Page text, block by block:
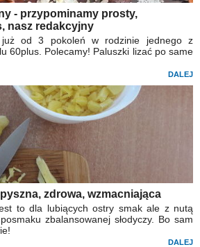
- przypominamy prosty,
nasz redakcyjny
już od 3 pokoleń w rodzinie jednego z
60plus. Polecamy! Paluszki lizać po same
DALEJ
zdrowa, wzmacniająca
to dla lubiących ostry smak ale z nutą
zbalansowanej słodyczy. Bo sam
DALEJ